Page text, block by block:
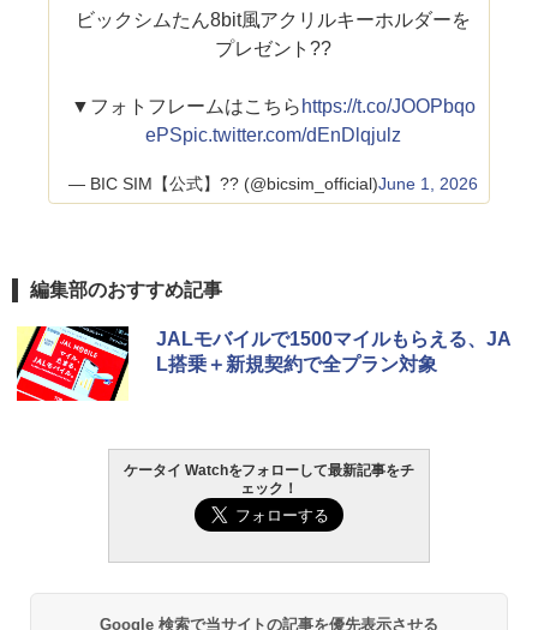
ビックシムたん8bit風アクリルキーホルダーを
プレゼント??
▼フォトフレームはこちら https://t.co/JOOPbqo
ePSpic.twitter.com/dEnDlqjulz
— BIC SIM【公式】?? (@bicsim_official)June 1, 2026
編集部のおすすめ記事
JALモバイルで1500マイルもらえる、JA
L搭乗＋新規契約で全プラン対象
ケータイ Watchをフォローして最新記事をチ
ェック！
Google 検索で当サイトの記事を優先表示させる